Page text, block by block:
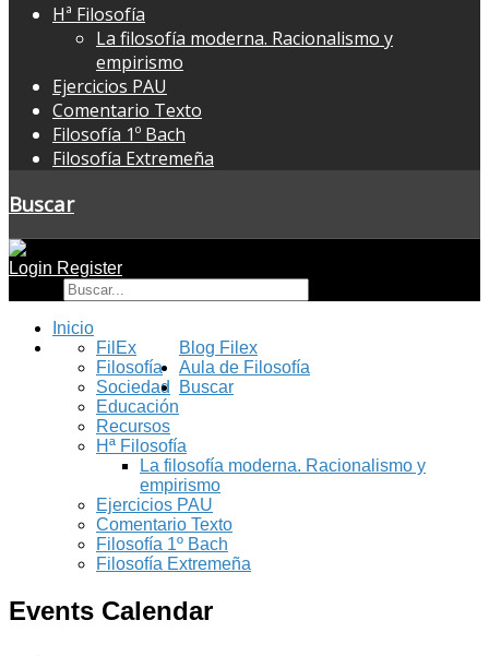
Hª Filosofía
La filosofía moderna. Racionalismo y
empirismo
Ejercicios PAU
Comentario Texto
Filosofía 1º Bach
Filosofía Extremeña
Buscar
Login Register
Inicio
Blog Filex
FilEx
Filosofía
Sociedad
Educación
Recursos
Aula de Filosofía
Hª Filosofía
La filosofía moderna. Racionalismo y
empirismo
Ejercicios PAU
Comentario Texto
Filosofía 1º Bach
Filosofía Extremeña
Buscar
Events Calendar